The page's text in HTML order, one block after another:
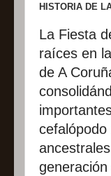
HISTORIA DE
La Fiesta
raíces en
de A